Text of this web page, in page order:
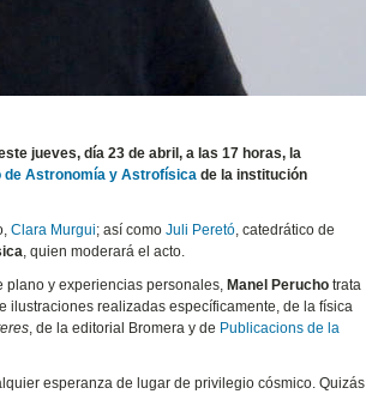
jueves, día 23 de abril, a las 17 horas, la
de Astronomía y Astrofísica de la institución
Clara Murgui; así comoJuli Peretó, catedrático de
, quien moderará el acto.
plano y experiencias personales,Manel Perucho trata
ilustraciones realizadas específicamente, de la física
, de la editorial Bromera y de Publicacions de la
esperanza de lugar de privilegio cósmico. Quizás